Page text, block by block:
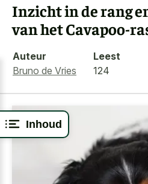
Inhoud
Inzicht in de rang
van het Cavapoo-
Auteur
Bruno de Vries
Leest
124